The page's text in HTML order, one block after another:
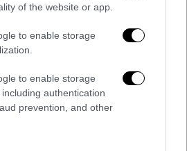
of the website or app.
to enable storage
to enable storage
authentication
prevention, and other
ξέρουν η μία την
είναι πολύ καλή
εμείς την ποιότητα και
στα δύο πρώτα ματς. Θα
παίξουμε το καλύτερο,
παίκτες μας. Θα